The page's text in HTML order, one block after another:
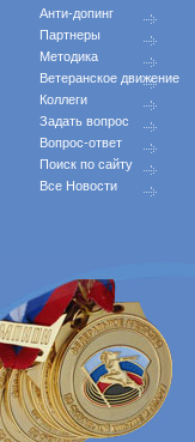
Анти-допинг
Партнеры
Методика
Ветеранское движение
Коллеги
Задать вопрос
Вопрос-ответ
Поиск по сайту
Все Новости